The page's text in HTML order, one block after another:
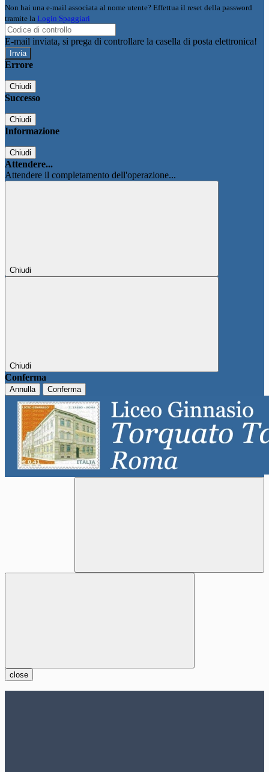
Non hai una e-mail associata al nome utente? Effettua il reset della password
tramite la Login Spaggiari
E-mail inviata, si prega di controllare la casella di posta elettronica!
Errore
Chiudi
Successo
Chiudi
Informazione
Chiudi
Attendere...
Attendere il completamento dell'operazione...
Chiudi
Chiudi
Conferma
Annulla Conferma
close